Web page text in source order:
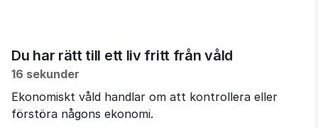
Du har rätt till ett liv fritt från våld
16 sekunder
Ekonomiskt våld handlar om att kontrollera eller
förstöra någons ekonomi.